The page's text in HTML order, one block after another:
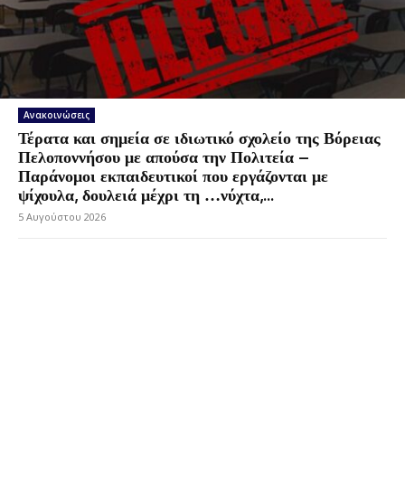
Ανακοινώσεις
Τέρατα και σημεία σε ιδιωτικό σχολείο της Βόρειας
Πελοποννήσου με απούσα την Πολιτεία –
Παράνομοι εκπαιδευτικοί που εργάζονται με
ψίχουλα, δουλειά μέχρι τη …νύχτα,...
5 Αυγούστου 2026